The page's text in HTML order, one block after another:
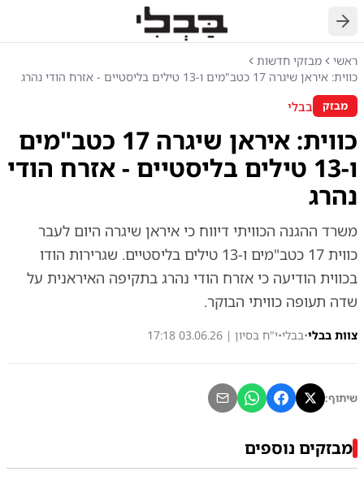
חזרה
ראשי
מבזקי חדשות
כווית: איראן שיגרה 17 כטב"מים ו-13 טילים בליסטיים - אזרח הודי נהרג
מבזק בבלי
כווית: איראן שיגרה 17 כטב"מים
ו-13 טילים בליסטיים - אזרח הודי
נהרג
משרד ההגנה הכוויתי דיווח כי איראן שיגרה היום לעבר
כווית 17 כטב"מים ו-13 טילים בליסטיים. שגרירות הודו
בכווית הודיעה כי אזרח הודי נהרג בתקיפה האיראנית על
שדה תעופה כוויתי הבוקר.
צוות בבלי•בבלי•י"ח בסיון | 03.06.26 17:18
שיתוף:
מבזקים נוספים